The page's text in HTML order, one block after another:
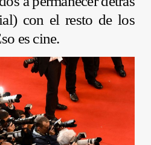
con el resto de los
es cine.